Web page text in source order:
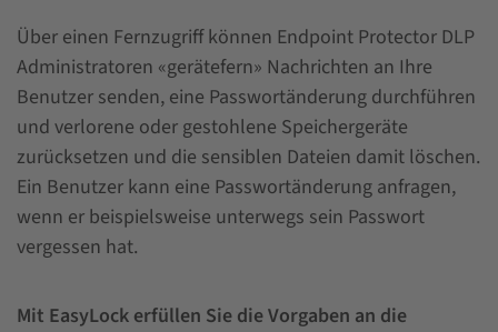
Über einen Fernzugriff können Endpoint Protector DLP
Administratoren «gerätefern» Nachrichten an Ihre
Benutzer senden, eine Passwortänderung durchführen
und verlorene oder gestohlene Speichergeräte
zurücksetzen und die sensiblen Dateien damit löschen.
Ein Benutzer kann eine Passwortänderung anfragen,
wenn er beispielsweise unterwegs sein Passwort
vergessen hat.
Mit EasyLock erfüllen Sie die Vorgaben an die